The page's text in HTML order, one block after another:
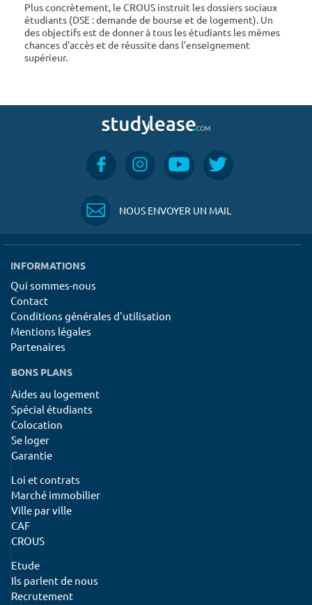
Plus concrètement, le CROUS instruit les dossiers sociaux
étudiants (DSE : demande de bourse et de logement). Un
des objectifs est de donner à tous les étudiants les mêmes
chances d'accès et de réussite dans l'enseignement
supérieur.
NOUS ENVOYER UN MAIL
INFORMATIONS
Qui sommes-nous
Contact
Conditions générales d'utilisation
Mentions légales
Partenaires
BONS PLANS
Aides au logement
Spécial étudiants
Colocation
Se loger
Garantie
Loi et contrats
Marché immobilier
Ville par ville
CAF
CROUS
Etude
Ils parlent de nous
Recrutement